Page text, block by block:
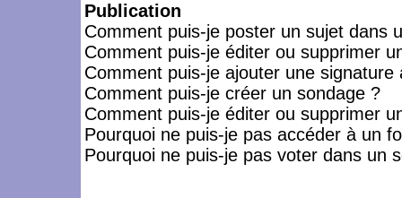
Publication
Comment puis-je poster un sujet dans
Comment puis-je éditer ou supprimer
Comment puis-je ajouter une signature
Comment puis-je créer un sondage ?
Comment puis-je éditer ou supprimer
Pourquoi ne puis-je pas accéder à un
Pourquoi ne puis-je pas voter dans un